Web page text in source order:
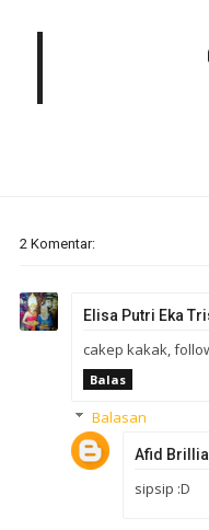
2 Komentar:
Elisa Putri Eka
cakep kakak,
Balas
Balasan
Afid
sipsip :D